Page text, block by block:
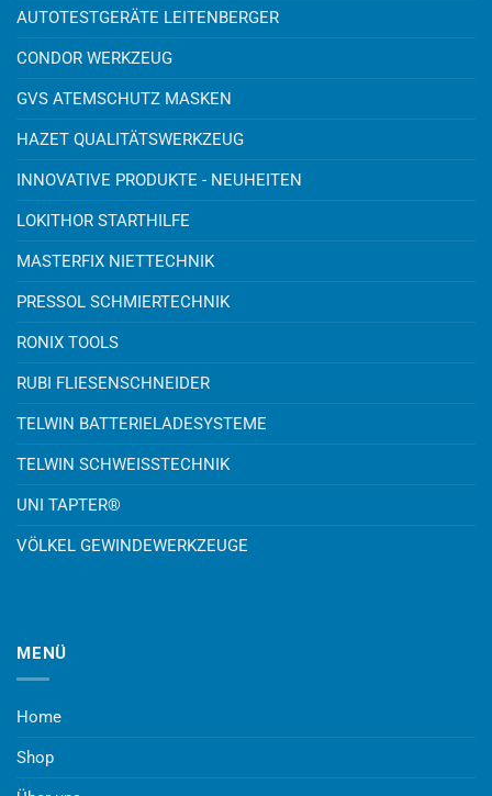
AUTOTESTGERÄTE LEITENBERGER
CONDOR WERKZEUG
GVS ATEMSCHUTZ MASKEN
HAZET QUALITÄTSWERKZEUG
INNOVATIVE PRODUKTE - NEUHEITEN
LOKITHOR STARTHILFE
MASTERFIX NIETTECHNIK
PRESSOL SCHMIERTECHNIK
RONIX TOOLS
RUBI FLIESENSCHNEIDER
TELWIN BATTERIELADESYSTEME
TELWIN SCHWEISSTECHNIK
UNI TAPTER®
VÖLKEL GEWINDEWERKZEUGE
MENÜ
Home
Shop